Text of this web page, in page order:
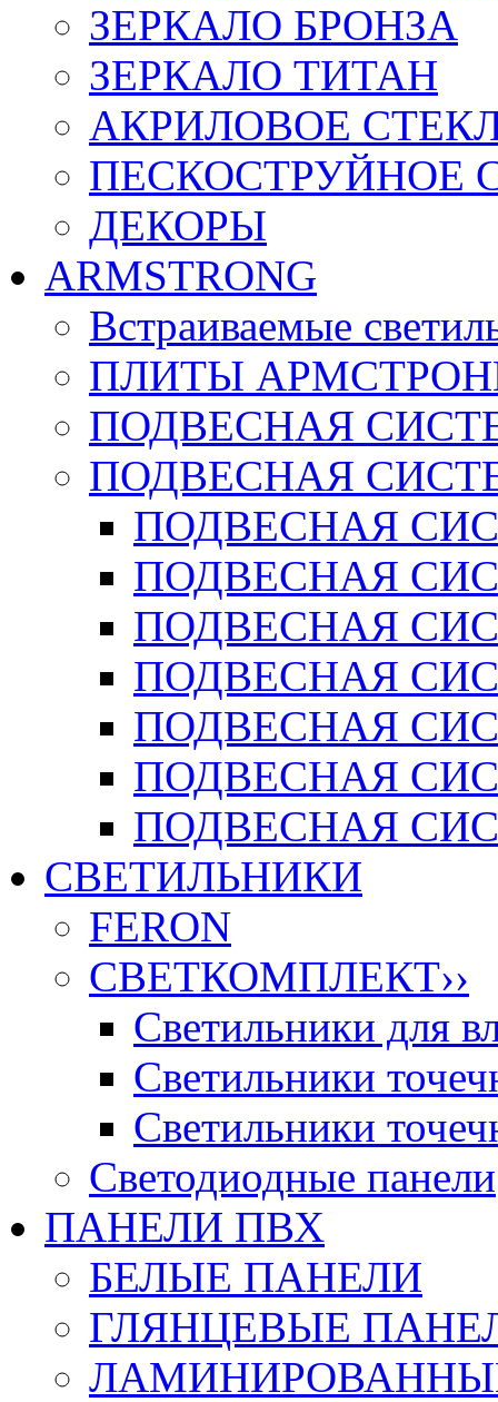
ЗЕРКАЛО БРОНЗА
ЗЕРКАЛО ТИТАН
АКРИЛОВОЕ
ПЕСКОСТРУЙНОЕ
ДЕКОРЫ
ARMSTRONG
Встраиваемые
ПЛИТЫ
ПОДВЕСНАЯ
ПОДВЕСНАЯ
ПОДВЕСНАЯ
ПОДВЕСНАЯ
ПОДВЕСНАЯ
ПОДВЕСНАЯ
ПОДВЕСНАЯ
ПОДВЕСНАЯ
ПОДВЕСНАЯ
СВЕТИЛЬНИКИ
FERON
СВЕТКОМПЛЕКТ››
Светильники для
Светильники
Светильники
Светодиодные панели
ПАНЕЛИ ПВХ
БЕЛЫЕ ПАНЕЛИ
ГЛЯНЦЕВЫЕ